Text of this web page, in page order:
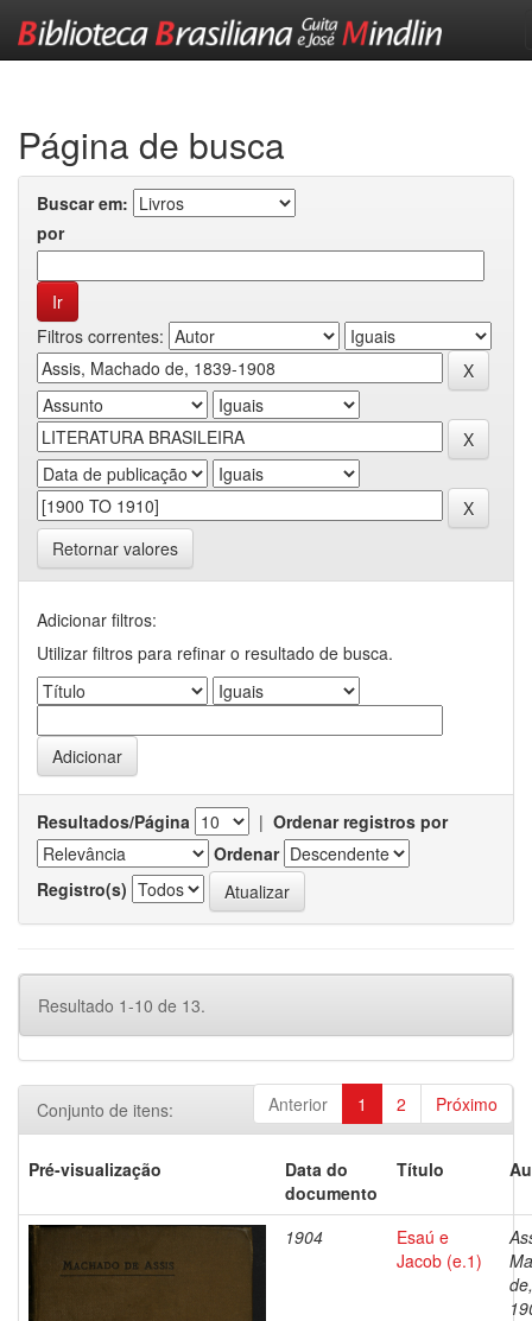
Página de busca
Buscar em:
por
Filtros correntes:
Retornar valores
Adicionar filtros:
Utilizar filtros para refinar o resultado de busca.
Resultados/Página | Ordenar registros por
Ordenar
Registro(s)
Resultado 1-10 de 13.
Anterior 1 2 Próximo
Conjunto de itens:
Pré-visualização
Data do
documento
Título
1904
Esaú e
Jacob (e.1)